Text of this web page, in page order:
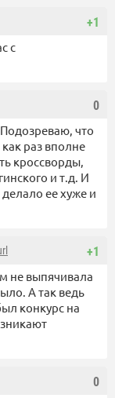
+1
с
0
что
раз вполне
кроссворды,
и т.д. И
делало ее хуже и
+1
не выпячивала
А так ведь
конкурс на
0